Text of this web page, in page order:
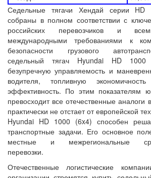
Седельные тягачи Хендай серии HD
собраны в полном соответствии с
российских перевозчиков и
международными требованиями к
безопасности грузового
седельный тягач Hyundai HD
безупречную управляемость и
водителя, топливную
эффективность. По этим показателям
превосходит все отечественные аналоги
практически не отстает от европейской
Hyundai HD 1000 (6x4) способен
транспортные задачи. Его основное
местные и межрегиональные
перевозки.
Отечественные логистические